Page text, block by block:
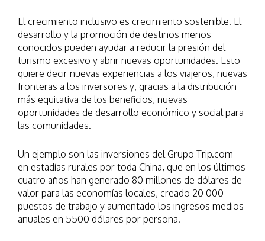
El crecimiento inclusivo es crecimiento sostenible. El
desarrollo y la promoción de destinos menos
conocidos pueden ayudar a reducir la presión del
turismo excesivo y abrir nuevas oportunidades. Esto
quiere decir nuevas experiencias a los viajeros, nuevas
fronteras a los inversores y, gracias a la distribución
más equitativa de los beneficios, nuevas
oportunidades de desarrollo económico y social para
las comunidades.
Un ejemplo son las inversiones del Grupo Trip.com
en estadías rurales por toda China, que en los últimos
cuatro años han generado 80 millones de dólares de
valor para las economías locales, creado 20 000
puestos de trabajo y aumentado los ingresos medios
anuales en 5500 dólares por persona.